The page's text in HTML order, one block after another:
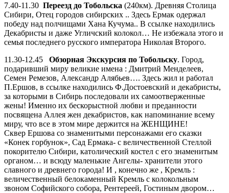
7.40-11.30 Переезд до Тобольска (240км). Древняя Столица
Сибири, Отец городов сибирских .. Здесь Ермак одержал
победу над полчищами Хана Кучума.. В ссылке находились
Декабристы и даже Угличский колокол… Не избежала этого и
семья последнего русского императора Николая Второго.
11.30-12.45 Обзорная Экскурсия по Тобольску. Город,
подаривший миру великие имена : Дмитрий Менделеев,
Семен Ремезов, Александр Алябьев…. Здесь жил и работал
П.Ершов, в ссылке находились Ф.Достоевский и декабристы,
за которыми в Сибирь последовали их самоотверженные
жены! Именно их бескорыстной любви и преданности
посвящена Аллея жен декабристов, как напоминание всему
миру, что все в этом мире держится на ЖЕНЩИНЕ!
Сквер Ершова со знаменитыми персонажами его сказки
«Конек горбунок», Сад Ермака- с величественной Стеллой
покорителю Сибири, католический костел с его знаменитым
органом… и всюду маленькие Ангелы- хранители этого
славного и древнего города! И , конечно же , Кремль :
величественный белокаменный Кремль с колокольным
звоном Софийского собора, Рентереей, Гостиным двором…